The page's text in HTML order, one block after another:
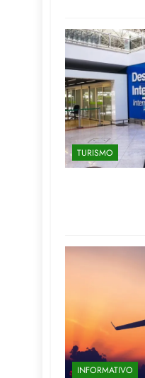
TURISMO
INFORMATIVO